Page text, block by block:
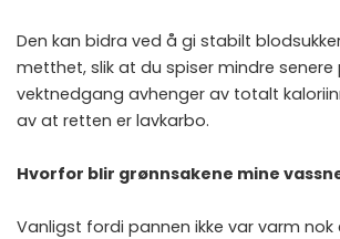
Den kan bidra ved å gi stabilt
metthet, slik at du spiser mindre senere
vektnedgang avhenger av totalt
av at retten er lavkarbo.
Hvorfor blir grønnsakene mine
Vanligst fordi pannen ikke var varm nok